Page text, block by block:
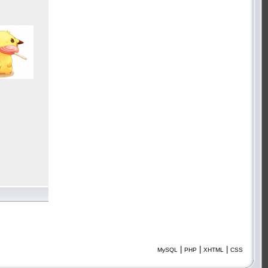
MySQL | PHP | XHTML | CSS